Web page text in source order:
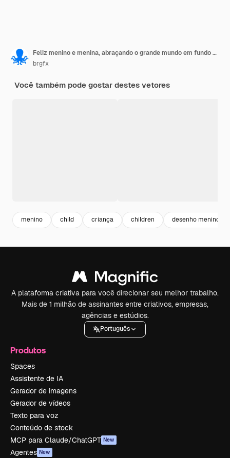
Feliz menino e menina, abraçando o grande mundo em fundo branco
brgfx
Você também pode gostar destes vetores
menino child criança children desenho menino
A plataforma criativa para você direcionar seu melhor trabalho.
Mais de 1 milhão de assinantes entre criativos, empresas,
agências e estúdios.
Português
Produtos
Spaces
Assistente de IA
Gerador de imagens
Gerador de vídeos
Texto para voz
Conteúdo de stock
MCP para Claude/ChatGPT New
Agentes New